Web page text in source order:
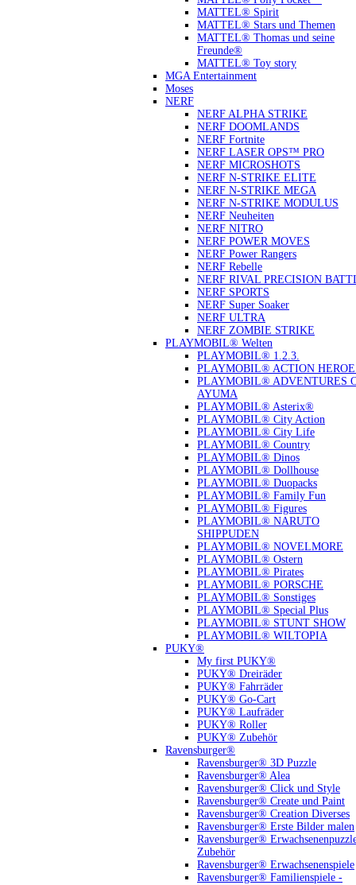
MATTEL® Spirit
MATTEL® Stars und Themen
MATTEL® Thomas und seine
Freunde®
MATTEL® Toy story
MGA Entertainment
Moses
NERF
NERF ALPHA STRIKE
NERF DOOMLANDS
NERF Fortnite
NERF LASER OPS™ PRO
NERF MICROSHOTS
NERF N-STRIKE ELITE
NERF N-STRIKE MEGA
NERF N-STRIKE MODULUS
NERF Neuheiten
NERF NITRO
NERF POWER MOVES
NERF Power Rangers
NERF Rebelle
NERF RIVAL PRECISION
NERF SPORTS
NERF Super Soaker
NERF ULTRA
NERF ZOMBIE STRIKE
PLAYMOBIL® Welten
PLAYMOBIL® 1.2.3.
PLAYMOBIL® ACTION
PLAYMOBIL® ADVENTURES
AYUMA
PLAYMOBIL® Asterix®
PLAYMOBIL® City Action
PLAYMOBIL® City Life
PLAYMOBIL® Country
PLAYMOBIL® Dinos
PLAYMOBIL® Dollhouse
PLAYMOBIL® Duopacks
PLAYMOBIL® Family Fun
PLAYMOBIL® Figures
PLAYMOBIL® NARUTO
SHIPPUDEN
PLAYMOBIL® NOVELMORE
PLAYMOBIL® Ostern
PLAYMOBIL® Pirates
PLAYMOBIL® PORSCHE
PLAYMOBIL® Sonstiges
PLAYMOBIL® Special Plus
PLAYMOBIL® STUNT SHOW
PLAYMOBIL® WILTOPIA
PUKY®
My first PUKY®
PUKY® Dreiräder
PUKY® Fahrräder
PUKY® Go-Cart
PUKY® Laufräder
PUKY® Roller
PUKY® Zubehör
Ravensburger®
Ravensburger® 3D Puzzle
Ravensburger® Alea
Ravensburger® Click und Style
Ravensburger® Create und Paint
Ravensburger® Creation Diverses
Ravensburger® Erste Bilder malen
Ravensburger®
Zubehör
Ravensburger® Erwachsenenspiele
Ravensburger® Familienspiele -